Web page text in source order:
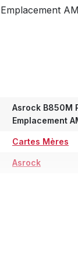
Asrock B850M
Emplacement
Cartes Mères
Asrock